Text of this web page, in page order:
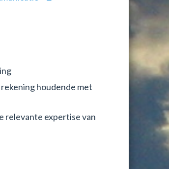
houdende met
relevante expertise van